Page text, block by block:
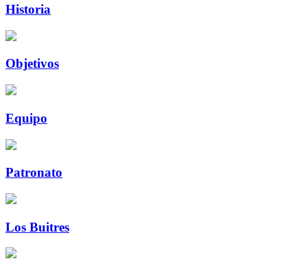
Historia
Objetivos
Equipo
Patronato
Los Buitres